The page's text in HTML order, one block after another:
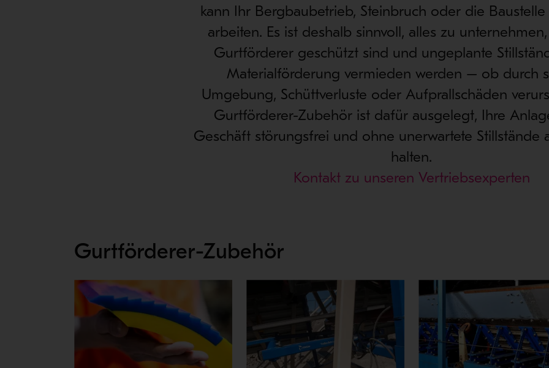
kann Ihr Bergbaubetrieb, Steinbruch oder die
arbeiten. Es ist deshalb sinnvoll, alles zu
Gurtförderer geschützt sind und ungeplante
Materialförderung vermieden werden – ob durch
Umgebung, Schüttverluste oder Aufprallschäden
Gurtförderer-Zubehör ist dafür ausgelegt, Ihre
Geschäft störungsfrei und ohne unerwartete Stillstände
halten.
Kontakt zu unseren Vertriebsexperten
Gurtförderer-Zubehör